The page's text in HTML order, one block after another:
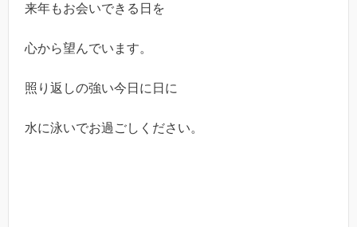
来年もお会いできる日を
心から望んでいます。
照り返しの強い今日に日に
水に泳いでお過ごしください。